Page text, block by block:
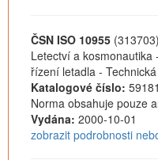
ČSN ISO 10955 (313703)
Letectví a
řízení letadla -
Katalogové číslo: 59181
Norma obsahuje pouze
Vydána: 2000-10-01
zobrazit podrobnosti